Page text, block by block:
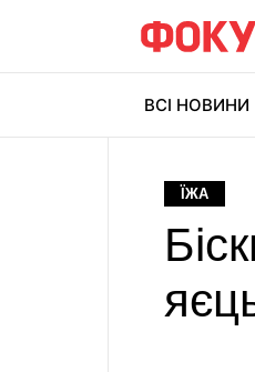
ВСІ НОВИНИ
ЇЖА